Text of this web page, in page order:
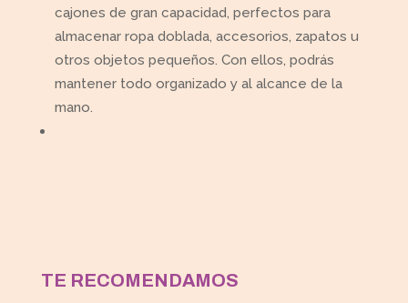
cajones de gran capacidad, perfectos para
almacenar ropa doblada, accesorios, zapatos u
otros objetos pequeños. Con ellos, podrás
mantener todo organizado y al alcance de la
mano.
TE RECOMENDAMOS